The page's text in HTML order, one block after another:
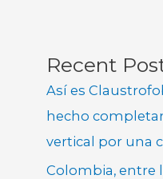
Recent
Así es
hecho
vertical por una
Colombia, entre